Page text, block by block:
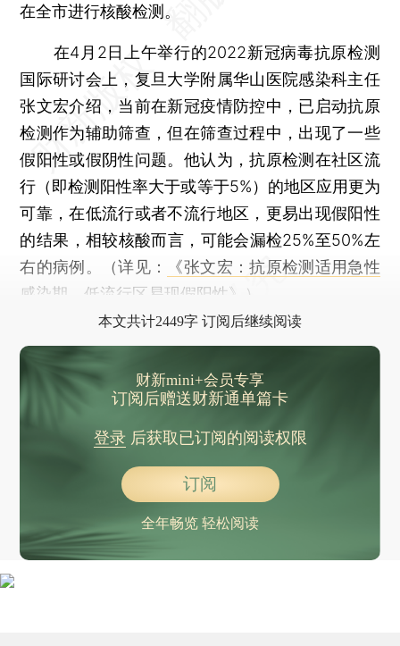
在全市进行核酸检测。
在4月2日上午举行的2022新冠病毒抗原检测
国际研讨会上，复旦大学附属华山医院感染科主任
张文宏介绍，当前在新冠疫情防控中，已启动抗原
检测作为辅助筛查，但在筛查过程中，出现了一些
假阳性或假阴性问题。他认为，抗原检测在社区流
行（即检测阳性率大于或等于5%）的地区应用更为
可靠，在低流行或者不流行地区，更易出现假阳性
的结果，相较核酸而言，可能会漏检25%至50%左
右的病例。（详见：
《张文宏：抗原检测适用急性
感染期，低流行区易现假阳性》
）
本文共计2449字 订阅后继续阅读
财新mini+会员专享
订阅后赠送财新通单篇卡
登录后获取已订阅的阅读权限
订阅
全年畅览 轻松阅读